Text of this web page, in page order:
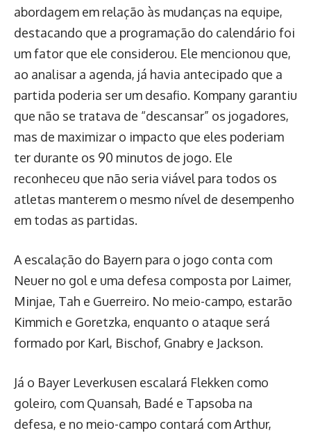
abordagem em relação às mudanças na equipe,
destacando que a programação do calendário foi
um fator que ele considerou. Ele mencionou que,
ao analisar a agenda, já havia antecipado que a
partida poderia ser um desafio. Kompany garantiu
que não se tratava de “descansar” os jogadores,
mas de maximizar o impacto que eles poderiam
ter durante os 90 minutos de jogo. Ele
reconheceu que não seria viável para todos os
atletas manterem o mesmo nível de desempenho
em todas as partidas.
A escalação do Bayern para o jogo conta com
Neuer no gol e uma defesa composta por Laimer,
Minjae, Tah e Guerreiro. No meio-campo, estarão
Kimmich e Goretzka, enquanto o ataque será
formado por Karl, Bischof, Gnabry e Jackson.
Já o Bayer Leverkusen escalará Flekken como
goleiro, com Quansah, Badé e Tapsoba na
defesa, e no meio-campo contará com Arthur,